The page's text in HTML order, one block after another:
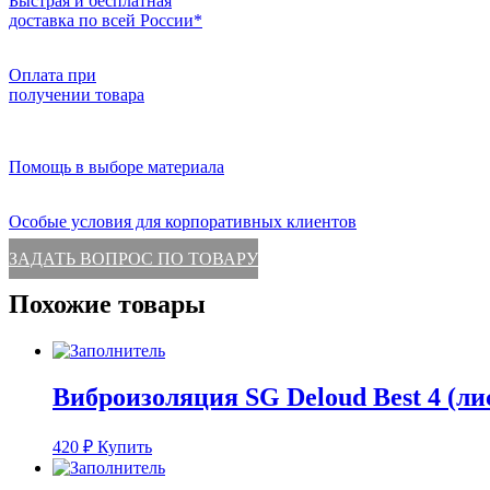
доставка по всей России*
Оплата при
получении товара
Помощь в выборе материала
Особые условия для корпоративных клиентов
ЗАДАТЬ ВОПРОС ПО ТОВАРУ
Похожие товары
Виброизоляция SG Deloud Best 4
420 ₽ Купить